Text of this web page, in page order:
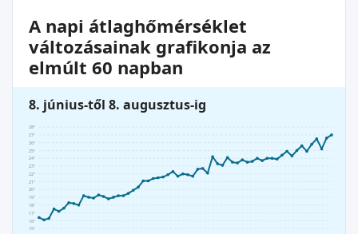
A napi átlaghőmérséklet
változásainak grafikonja az
elmúlt 60 napban
8. június-től 8. augusztus-ig
15°
16°
17°
18°
19°
20°
21°
22°
23°
24°
25°
26°
27°
28°